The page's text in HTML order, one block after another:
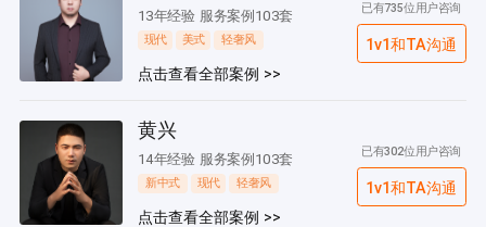
13年经验 服务案例103套
现代 美式 轻奢风
点击查看全部案例 >>
已有735位用户咨询
1v1和TA沟通
黄兴
14年经验 服务案例103套
新中式 现代 轻奢风
点击查看全部案例 >>
已有302位用户咨询
1v1和TA沟通